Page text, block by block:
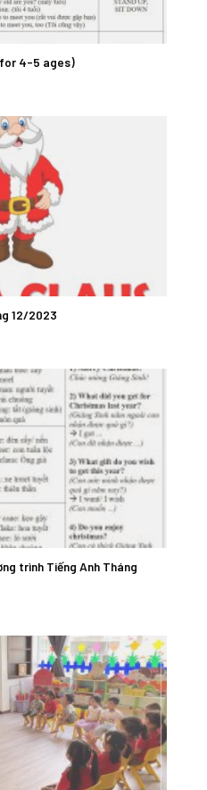
for 4-5 ages)
12/2023
trình Tiếng Anh Tháng